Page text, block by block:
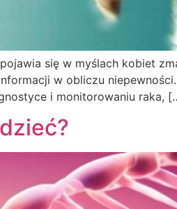
się w myślach kobiet
w obliczu
i monitorowaniu raka,